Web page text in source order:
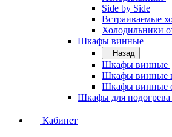
Side by Side
Встраиваемые
Холодильники
Шкафы винные
Назад
Шкафы винные
Шкафы винные
Шкафы винные
Шкафы для подогрева
Кабинет